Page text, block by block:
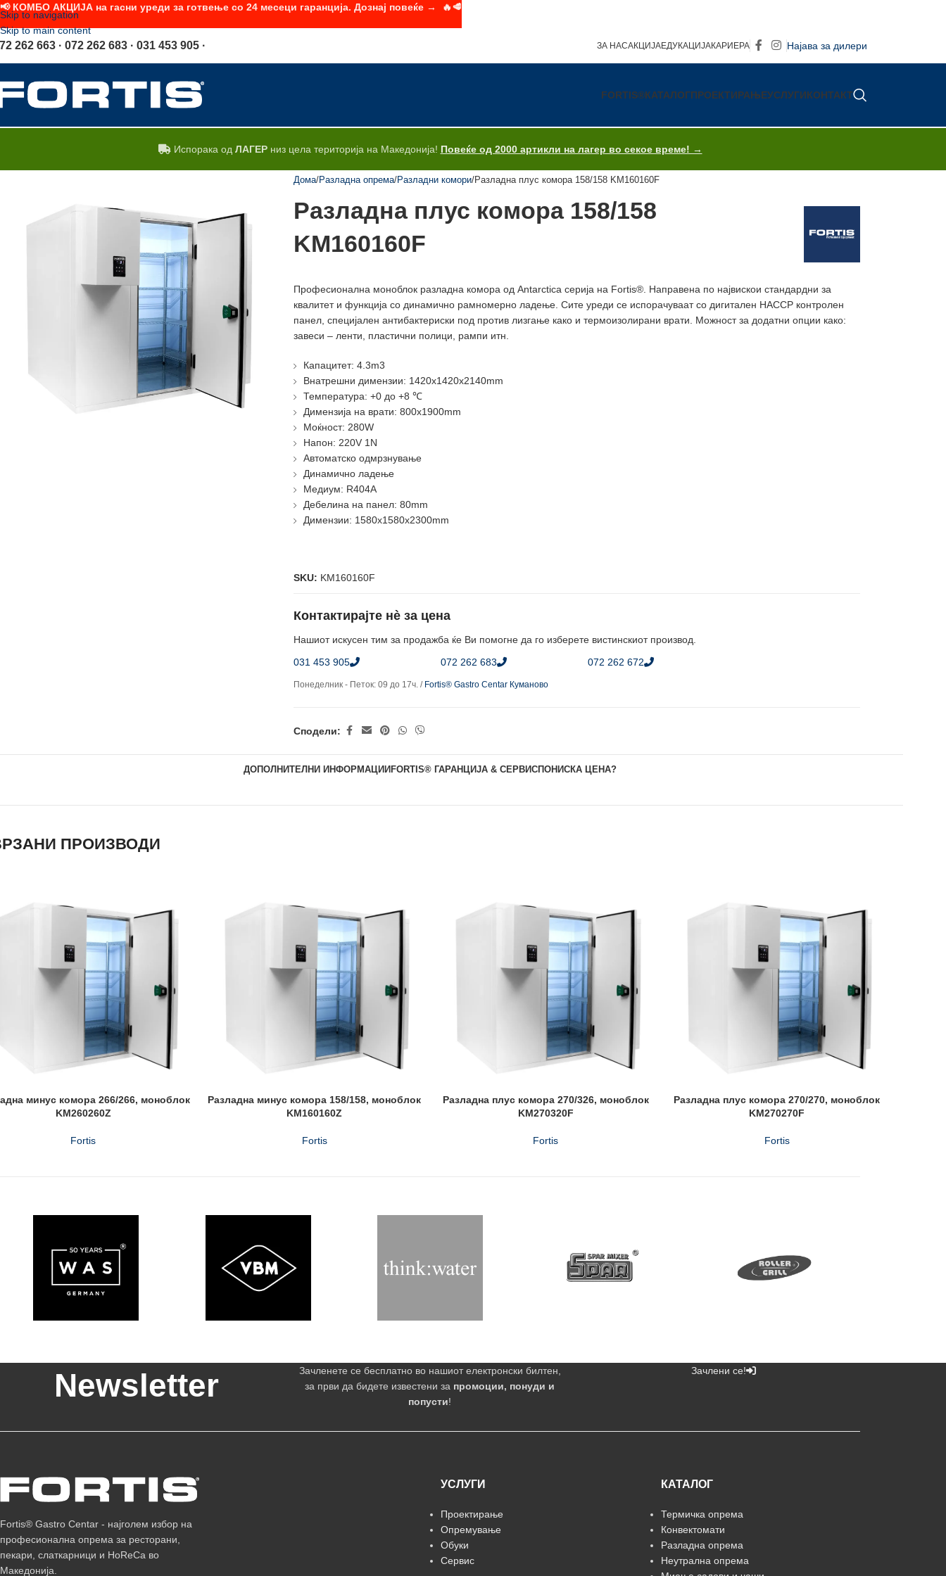
Skip to navigation
Skip to main content
262 663 · 072 262 683 · 031 453 905 · ЗА НАСАКЦИЈАЕДУКАЦИЈАКАРИЕРА Најава за дилери
FORTIS®КАТАЛОГПРОЕКТИРАЊЕУСЛУГИКОНТАКТ
Испорака од ЛАГЕРниз цела територија на Македонија! Повеќе од 2000 артикли на лагер во секое време! →
Дома Разладна опрема Разладни комори Разладна плус комора 158/158 KM160160F
Разладна плус комора 158/158
KM160160F
Професионална моноблок разладна комора од Antarctica серија на Fortis®. Направена по највискои стандардни за
квалитет и функција со динамично рамномерно ладење. Сите уреди се испорачуваат со дигитален HACCP контролен
панел, специјален антибактериски под против лизгање како и термоизолирани врати. Можност за додатни опции како:
завеси – ленти, пластични полици, рампи итн.
Капацитет: 4.3m3
Внатрешни димензии: 1420x1420x2140mm
Температура: +0 до +8 ℃
Димензија на врати: 800x1900mm
Моќност: 280W
Напон: 220V 1N
Автоматско одмрзнување
Динамично ладење
Медиум: R404A
Дебелина на панел: 80mm
Димензии: 1580x1580x2300mm
SKU: KM160160F
Контактирајте нè за цена
Нашиот искусен тим за продажба ќе Ви помогне да го изберете вистинскиот производ.
031 453 905
072 262 683 072 262 672
Понеделник - Петок: 09 до 17ч. / Fortis® Gastro Centar Куманово
Сподели:
ДОПОЛНИТЕЛНИ ИНФОРМАЦИИFORTIS® ГАРАНЦИЈА & СЕРВИСПОНИСКА ЦЕНА?
ПРОИЗВОДИ
минус комора 266/266, моноблок
KM260260Z
Fortis
Разладна минус комора 158/158, моноблок
KM160160Z
Fortis
Разладна плус комора 270/326, моноблок
KM270320F
Fortis
Разладна плус комора 270/270, моноблок
KM270270F
Fortis
Newsletter
Зачленете се бесплатно во нашиот електронски билтен,
за први да бидете известени за промоции, понуди и
попусти!
Зачлени се!
Fortis® Gastro Centar - најголем избор на
професионална опрема за ресторани,
пекари, слаткарници и HoReCa во
Македонија.
УСЛУГИ
Проектирање
Опремување
Обуки
Сервис
КАТАЛОГ
Термичка опрема
Конвектомати
Разладна опрема
Неутрална опрема
📢 КОМБО АКЦИЈА на гасни уреди за готвење со 24 месеци гаранција. Дознај повеќе → 🔥🥩